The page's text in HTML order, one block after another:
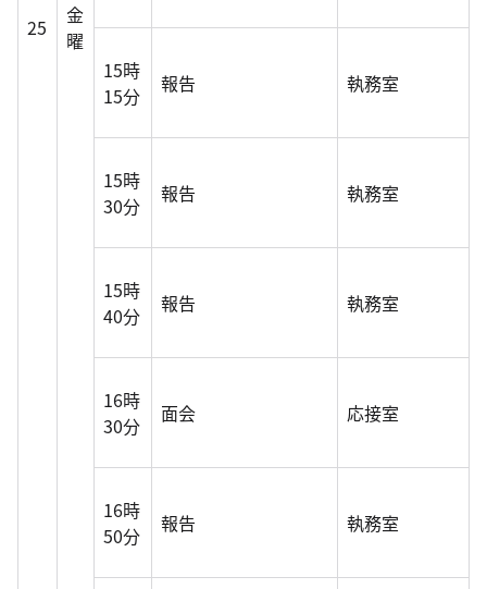
25
金
曜
15時
15分
報告 執務室
15時
30分
報告 執務室
15時
40分
報告 執務室
16時
30分
面会 応接室
16時
50分
報告 執務室